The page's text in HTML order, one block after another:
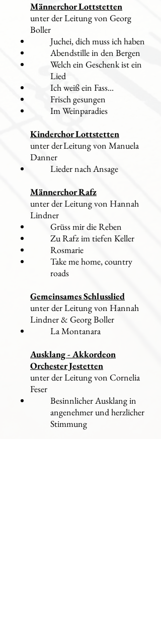
Männerchor Lottstetten
unter der Leitung von Georg
Boller
Juchei, dich muss ich haben
Abendstille in den Bergen
Welch ein Geschenk ist ein
Lied
Ich weiß ein Fass...
Frisch gesungen
Im Weinparadies
Kinderchor Lottstetten
unter derLeitung von Manuela
Danner
Lieder nach Ansage
Männerchor Rafz
unter der Leitung von Hannah
Lindner
Grüss mir die Reben
Zu Rafz im tiefen Keller
Rosmarie
Take me home, country
roads
Gemeinsames Schlusslied
unter der Leitung von Hannah
Lindner & Georg Boller
La Montanara
Ausklang - Akkordeon
Orchester Jestetten
unter der Leitung von Cornelia
Feser
Besinnlicher Ausklang in
angenehmer und herzlicher
Stimmung